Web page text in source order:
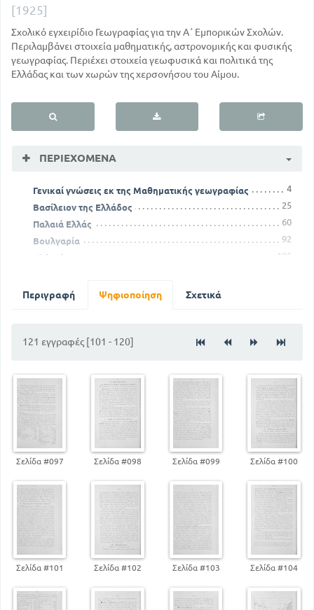
[1925]
Σχολικό εγχειρίδιο Γεωγραφίας για την Α΄ Εμπορικών Σχολών.
Περιλαμβάνει στοιχεία μαθηματικής, αστρονομικής και φυσικής
γεωγραφίας. Περιέχει στοιχεία γεωφυσικά και πολιτικά της
Ελλάδας και των χωρών της χερσονήσου του Αίμου.
ΠΕΡΙΕΧΌΜΕΝΑ
Γενικαί γνώσεις εκ της Μαθηματικής γεωγραφίας
4
Βασίλειον της Ελλάδος
25
Παλαιά Ελλάς
60
Βουλγαρία
92
Αλβανία
105
Περιγραφή Ψηφιοποίηση Σχετικά
121 εγγραφές [101 - 120]
Σελίδα #097 Σελίδα #098 Σελίδα #099 Σελίδα #100
Σελίδα #101 Σελίδα #102 Σελίδα #103 Σελίδα #104